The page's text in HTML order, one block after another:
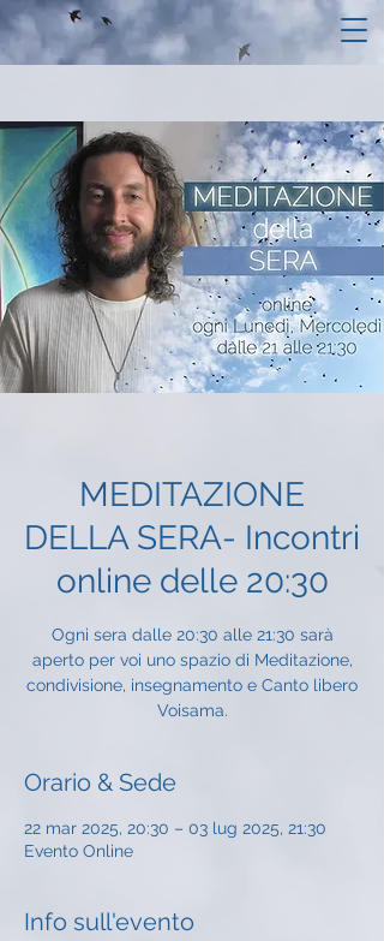
MEDITAZIONE
DELLA SERA- Incontri
online delle 20:30
Ogni sera dalle 20:30 alle 21:30 sarà
aperto per voi uno spazio di Meditazione,
condivisione, insegnamento e Canto libero
Voisama.
Orario & Sede
22 mar 2025, 20:30 – 03 lug 2025, 21:30
Evento Online
Info sull'evento